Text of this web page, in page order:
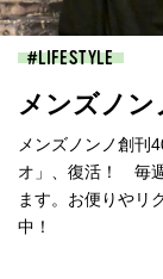
LIFESTYLE
メンズノン
メンズノンノ創刊
オ」、復活！ 毎
ます。お便りやリ
中！